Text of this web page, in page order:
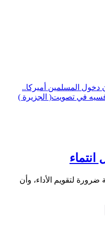
دخول المسلمين أميركا..
في تصويت( الجزيرة )
لتقويم الأداء، وأن